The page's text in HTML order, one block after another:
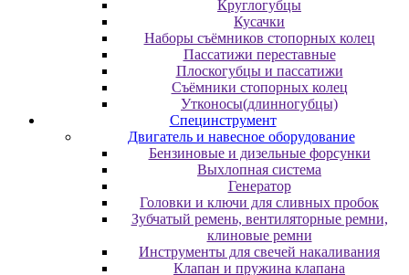
Круглогубцы
Кусачки
Наборы съёмников стопорных колец
Пассатижи переставные
Плоскогубцы и пассатижи
Съёмники стопорных колец
Утконосы(длинногубцы)
Специнструмент
Двигатель и навесное оборудование
Бензиновые и дизельные форсунки
Выхлопная система
Генератор
Головки и ключи для сливных пробок
Зубчатый ремень, вентиляторные ремни,
клиновые ремни
Инструменты для свечей накаливания
Клапан и пружина клапана